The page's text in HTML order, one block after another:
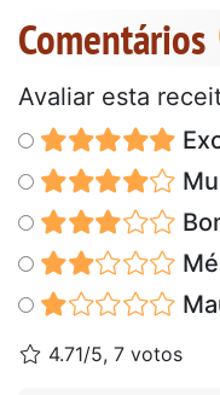
Comentários
Avaliar esta
4.71/5, 7 votos